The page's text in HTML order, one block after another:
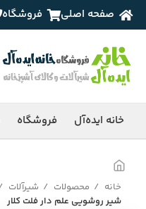
صفحه اصلی فروشگاه
خانه ایده‌آل فروشگاه
خانه محصولات شیرآلات
شیر روشویی علم دار فلت کلار